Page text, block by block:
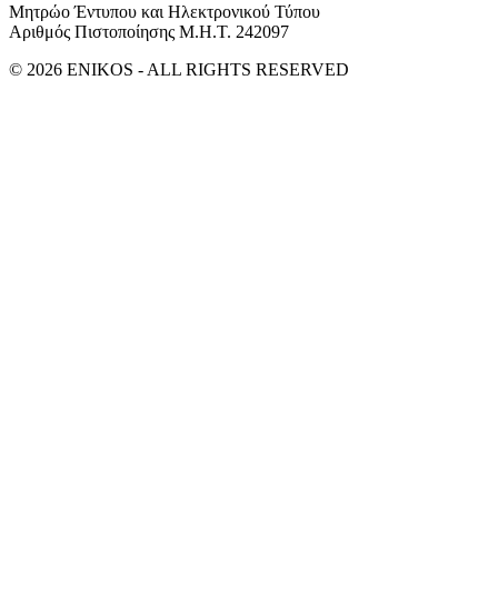
Μητρώο Έντυπου και Ηλεκτρονικού Τύπου
Αριθμός Πιστοποίησης Μ.Η.Τ. 242097
© 2026 ENIKOS - ALL RIGHTS RESERVED